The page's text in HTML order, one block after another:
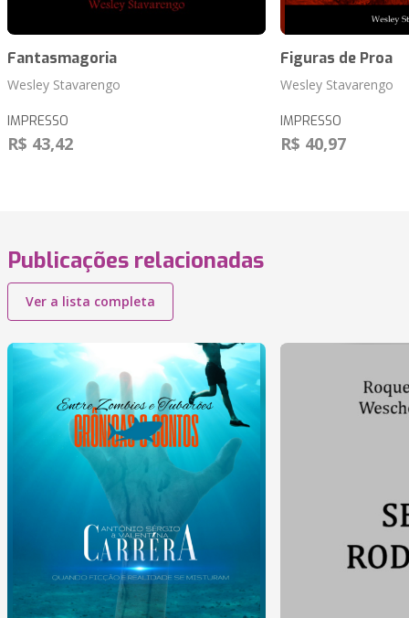
Fantasmagoria
Wesley Stavarengo
IMPRESSO
R$ 43,42
Figuras de Proa
Wesley Stavarengo
IMPRESSO
R$ 40,97
Publicações relacionadas
Ver a lista completa